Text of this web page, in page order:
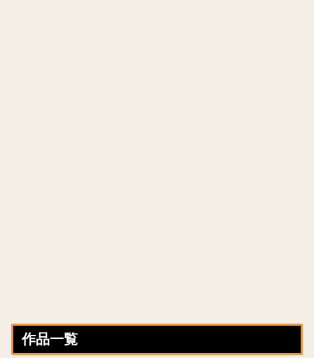
作品一覧